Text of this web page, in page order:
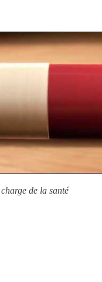
de la santé